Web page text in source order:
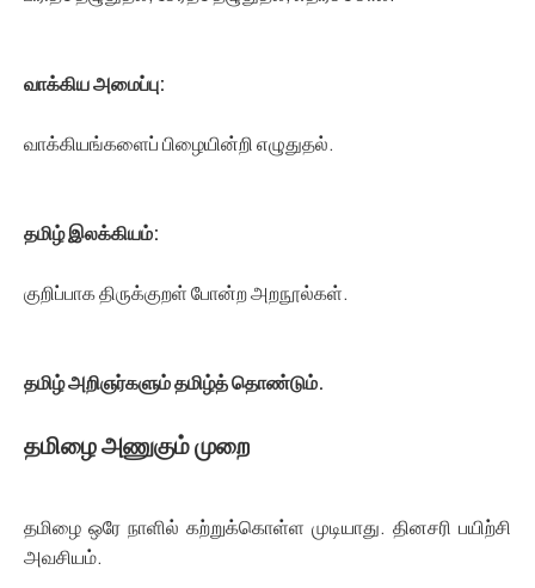
வாக்கிய அமைப்பு:
வாக்கியங்களைப் பிழையின்றி எழுதுதல்.
தமிழ் இலக்கியம்:
குறிப்பாக திருக்குறள் போன்ற அறநூல்கள்.
தமிழ் அறிஞர்களும் தமிழ்த் தொண்டும்.
தமிழை அணுகும் முறை
தமிழை ஒரே நாளில் கற்றுக்கொள்ள முடியாது. தினசரி பயிற்சி
அவசியம்.